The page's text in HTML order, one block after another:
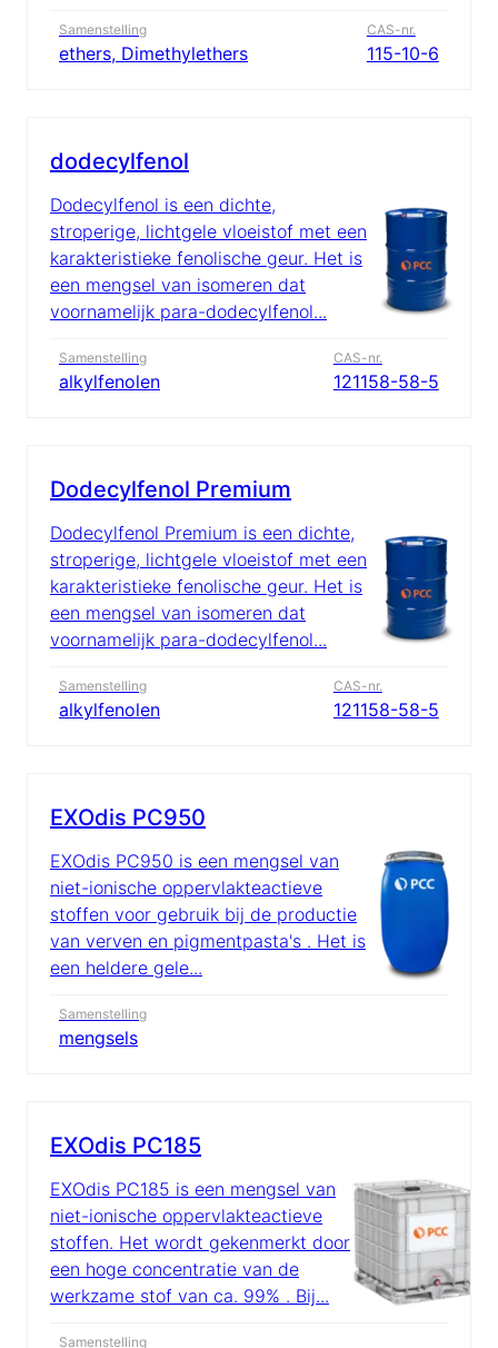
Samenstelling
ethers, Dimethylethers
CAS-nr.
115-10-6
dodecylfenol
Dodecylfenol is een dichte,
stroperige, lichtgele vloeistof met een
karakteristieke fenolische geur. Het is
een mengsel van isomeren dat
voornamelijk para-dodecylfenol...
Samenstelling
alkylfenolen
CAS-nr.
121158-58-5
Dodecylfenol Premium
Dodecylfenol Premium is een dichte,
stroperige, lichtgele vloeistof met een
karakteristieke fenolische geur. Het is
een mengsel van isomeren dat
voornamelijk para-dodecylfenol...
Samenstelling
alkylfenolen
CAS-nr.
121158-58-5
EXOdis PC950
EXOdis PC950 is een mengsel van
niet-ionische oppervlakteactieve
stoffen voor gebruik bij de productie
van verven en pigmentpasta's . Het is
een heldere gele...
Samenstelling
mengsels
EXOdis PC185
EXOdis PC185 is een mengsel van
niet-ionische oppervlakteactieve
stoffen. Het wordt gekenmerkt door
een hoge concentratie van de
werkzame stof van ca. 99% . Bij...
Samenstelling